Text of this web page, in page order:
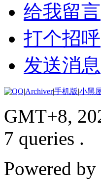
给我留言
打个招呼
发送消息
|Archiver|手机版|小黑
GMT+8,
7 queries .
Powered by